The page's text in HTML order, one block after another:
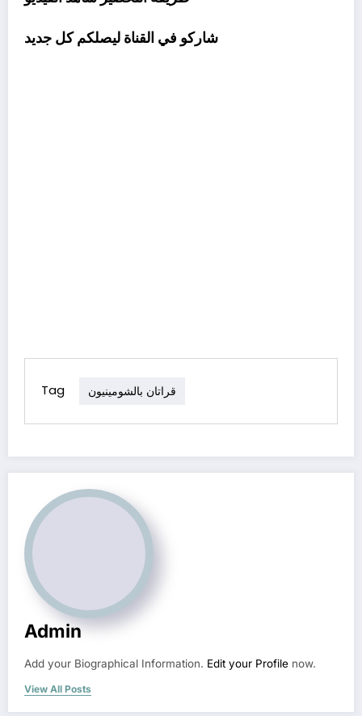
شاركو في القناة ليصلكم كل جديد
Tag قراتان بالشومينيون
Admin
Add your Biographical Information. Edit your Profile now.
View All Posts